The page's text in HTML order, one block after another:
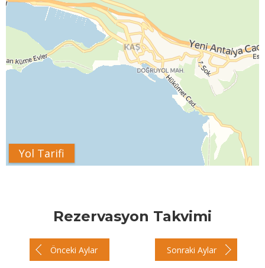
Yol Tarifi
Rezervasyon Takvimi
Önceki Aylar Sonraki Aylar